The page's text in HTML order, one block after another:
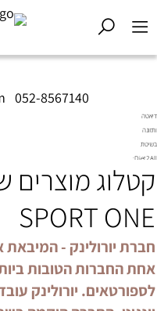
052-8567140
דיאטה
ותזונה
בשיטת
Diet2All:
שמאחורי
קטלוג
SPORT ONE
אחת החברות הטובות
לספורטאים. יורולינק